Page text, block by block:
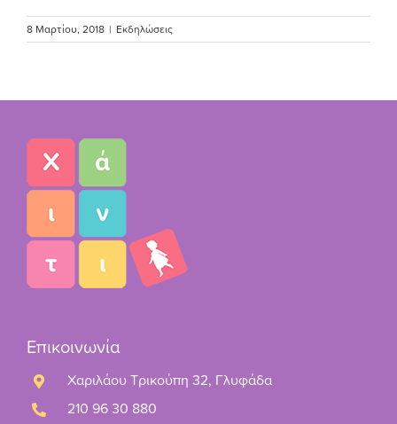
8 Μαρτίου, 2018 | Εκδηλώσεις
Επικοινωνία
Χαριλάου Τρικούπη 32, Γλυφάδα
210 96 30 880